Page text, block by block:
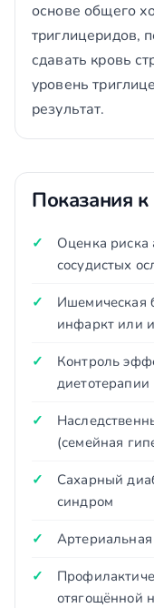
основе общего
триглицеридов,
сдавать кровь
уровень
результат.
Показания
Оценка риска
сосудистых
Ишемическая
инфаркт или
Контроль
диетотерапии
(семейная
Сахарный
синдром
отягощённой